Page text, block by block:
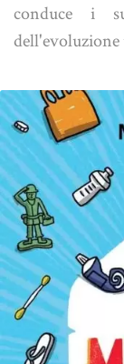
conduce i
dell'evoluzione